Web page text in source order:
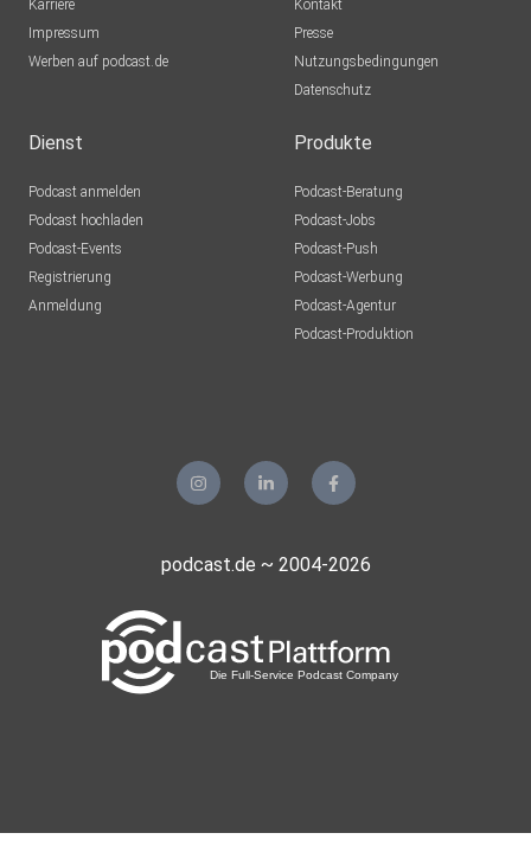
Karriere
Impressum
Werben auf podcast.de
Kontakt
Presse
Nutzungsbedingungen
Datenschutz
Dienst
Podcast anmelden
Podcast hochladen
Podcast-Events
Registrierung
Anmeldung
Produkte
Podcast-Beratung
Podcast-Jobs
Podcast-Push
Podcast-Werbung
Podcast-Agentur
Podcast-Produktion
podcast.de ~ 2004-2026